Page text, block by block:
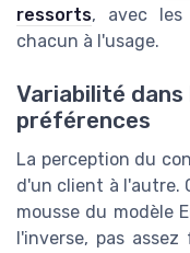
ressorts, avec
chacun à l'usage.
Variabilité
préférences
La perception du
d'un client à l'autre.
mousse du modèle
l'inverse, pas